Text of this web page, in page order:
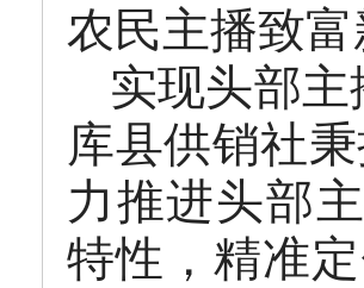
农民主播致
实现头部
库县供销社
力推进头部
特性，精准